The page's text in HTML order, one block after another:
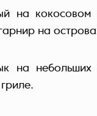
на
на
на небольших